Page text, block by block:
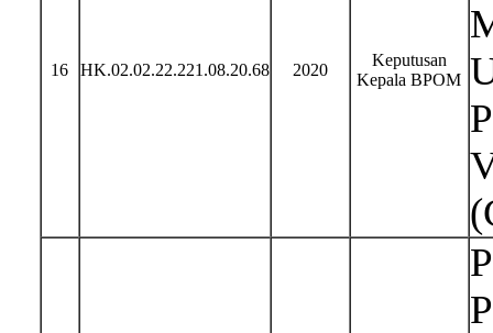
16 HK.02.02.22.221.08.20.68 2020
Keputusan
Kepala BPOM